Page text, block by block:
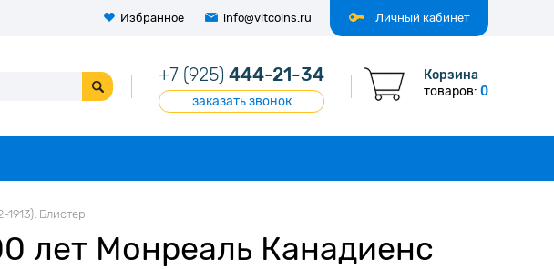
Личный кабинет
Избранное info@vitcoins.ru
+7 (925) 444-21-34
заказать звонок
Корзина
товаров: 0
1913). Блистер
лет Монреаль Канадиенс